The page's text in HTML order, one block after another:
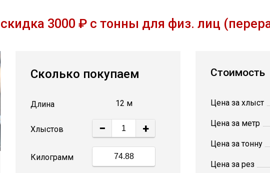
3000 ₽ с тонны для физ. лиц
Сколько покупаем
Длина 12 м
Хлыстов − +
Килограмм
Стоимость
Цена за хлыст
Цена за метр
Цена за тонну
Цена за рез